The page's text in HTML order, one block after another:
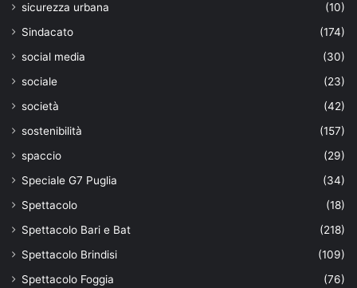
sicurezza urbana
(10)
Sindacato
(174)
social media
(30)
sociale
(23)
società
(42)
sostenibilità
(157)
spaccio
(29)
Speciale G7 Puglia
(34)
Spettacolo
(18)
Spettacolo Bari e Bat
(218)
Spettacolo Brindisi
(109)
Spettacolo Foggia
(76)